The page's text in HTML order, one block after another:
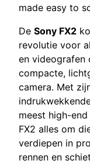
made easy to
De Sony FX2
revolutie voor
en videografen
compacte,
camera. Met
meest high-
FX2 alles om
verdiepen in
rennen en